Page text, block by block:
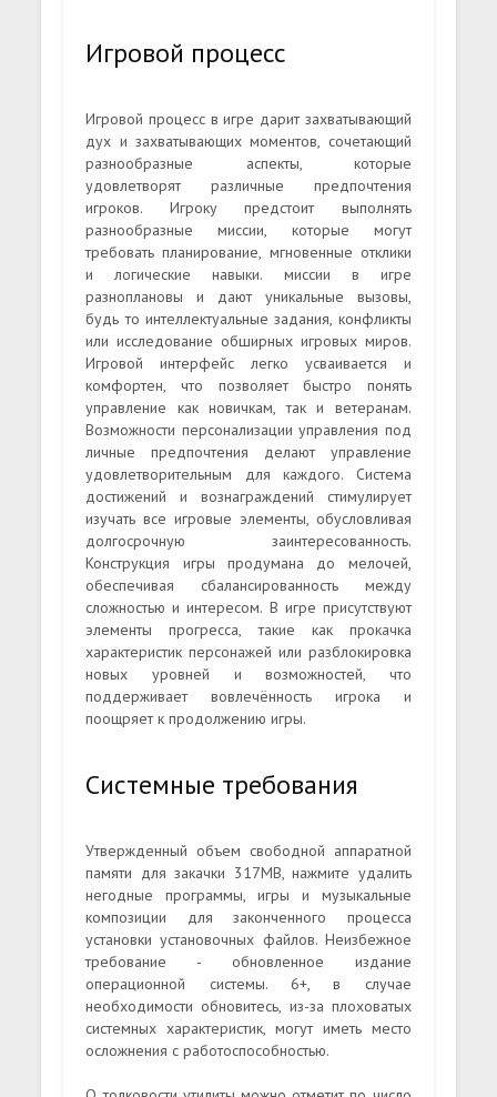
Игровой процесс
Игровой процесс в игре дарит захватывающий
дух и захватывающих моментов, сочетающий
разнообразные аспекты, которые
удовлетворят различные предпочтения
игроков. Игроку предстоит выполнять
разнообразные миссии, которые могут
требовать планирование, мгновенные отклики
и логические навыки. миссии в игре
разноплановы и дают уникальные вызовы,
будь то интеллектуальные задания, конфликты
или исследование обширных игровых миров.
Игровой интерфейс легко усваивается и
комфортен, что позволяет быстро понять
управление как новичкам, так и ветеранам.
Возможности персонализации управления под
личные предпочтения делают управление
удовлетворительным для каждого. Система
достижений и вознаграждений стимулирует
изучать все игровые элементы, обусловливая
долгосрочную заинтересованность.
Конструкция игры продумана до мелочей,
обеспечивая сбалансированность между
сложностью и интересом. В игре присутствуют
элементы прогресса, такие как прокачка
характеристик персонажей или разблокировка
новых уровней и возможностей, что
поддерживает вовлечённость игрока и
поощряет к продолжению игры.
Системные требования
Утвержденный объем свободной аппаратной
памяти для закачки 317MB, нажмите удалить
негодные программы, игры и музыкальные
композиции для законченного процесса
установки установочных файлов. Неизбежное
требование - обновленное издание
операционной системы. 6+, в случае
необходимости обновитесь, из-за плоховатых
системных характеристик, могут иметь место
осложнения с работоспособностью.